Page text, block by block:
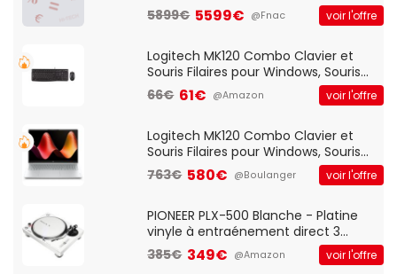
5899€ 5599€ @Fnac voir l'offre
Logitech MK120 Combo Clavier et
Souris Filaires pour Windows, Souris
Optique Filaire, Connexion USB Plug
And Play, Confortable, Taille
QWERTY UK - Noir
66€ 61€ @Amazon voir l'offre
Logitech MK120 Combo Clavier et
Souris Filaires pour Windows, Souris
Optique Filaire, Connexion USB Plug
And Play, Confortable, Taille
QWERTY UK - Noir
763€ 580€ @Boulanger voir l'offre
PIONEER PLX-500 Blanche - Platine
vinyle à entraénement direct 3
vitesses (33-45-78 trs/min) avec
pre-ampli intégré et port USB
385€ 349€ @Amazon voir l'offre